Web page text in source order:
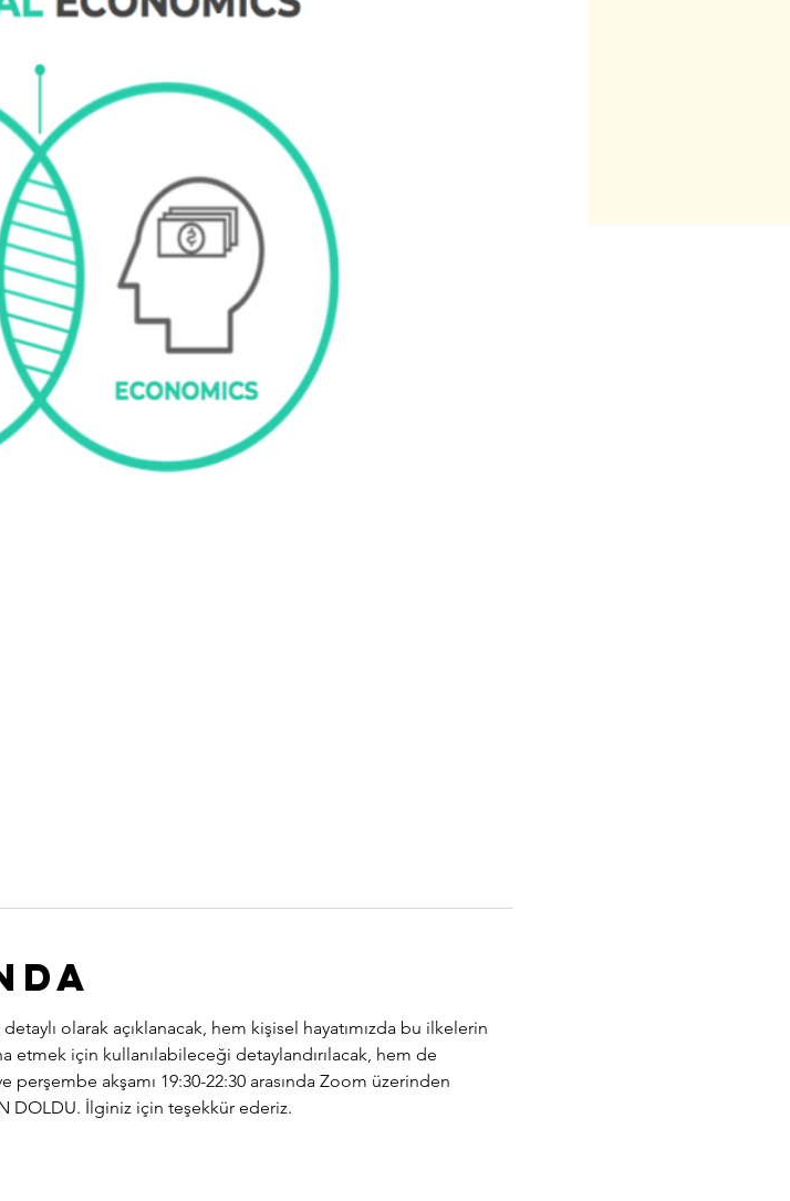
olarak açıklanacak, hem kişisel hayatımızda bu ilkelerin
etmek için kullanılabileceği detaylandırılacak, hem de
perşembe akşamı 19:30-22:30 arasında Zoom üzerinden
DOLDU. İlginiz için teşekkür ederiz.